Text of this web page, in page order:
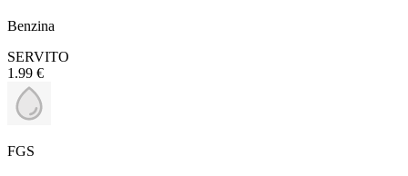
Benzina
SERVITO
1.99 €
FGS